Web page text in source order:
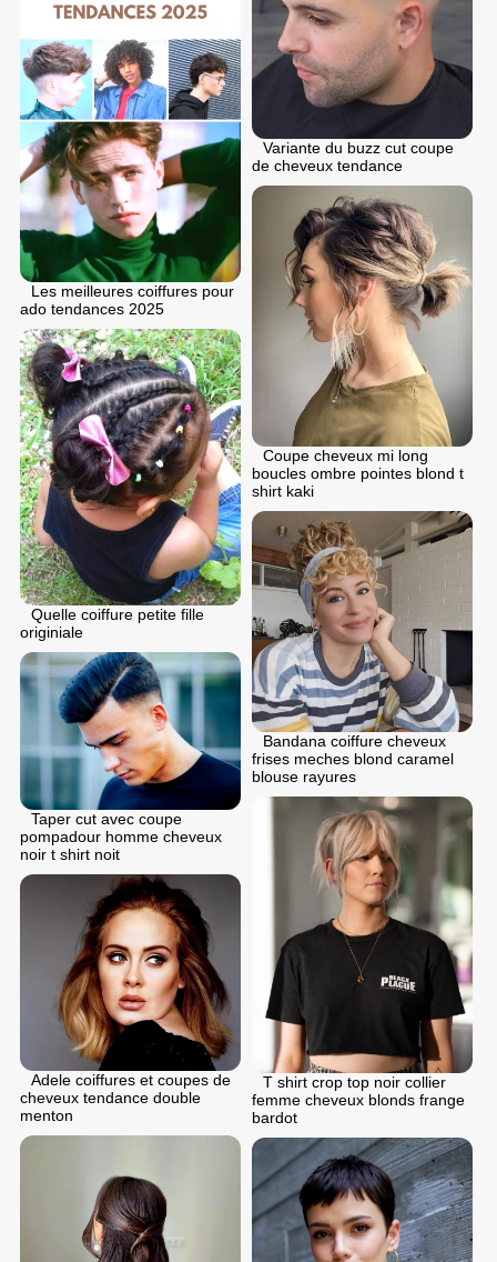
Variante du buzz cut coupe
de cheveux tendance
Les meilleures coiffures pour
ado tendances 2025
Coupe cheveux mi long
boucles ombre pointes blond t
shirt kaki
Quelle coiffure petite fille
originiale
Bandana coiffure cheveux
frises meches blond caramel
blouse rayures
Taper cut avec coupe
pompadour homme cheveux
noir t shirt noit
T shirt crop top noir collier
femme cheveux blonds frange
bardot
Adele coiffures et coupes de
cheveux tendance double
menton